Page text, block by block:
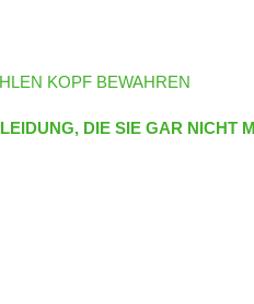
KOPF BEWAHREN
DIE SIE GAR NICHT